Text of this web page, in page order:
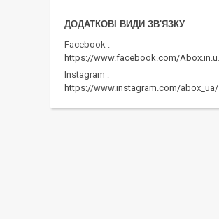
Facebook
https://www.facebook.com/Abox.in.ua/
Instagram
https://www.instagram.com/abox_ua/